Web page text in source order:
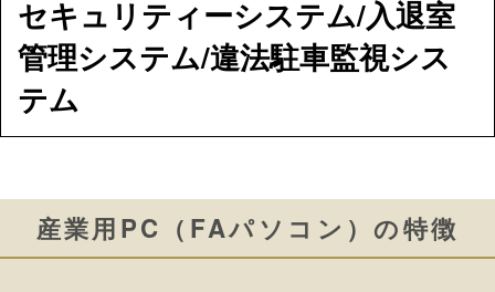
セキュリティーシステム/入退室
管理システム/違法駐車監視シス
テム
産業用PC（FAパソコン）の特徴